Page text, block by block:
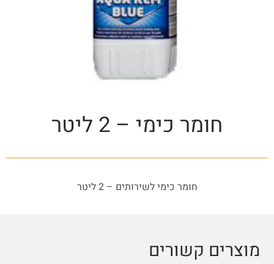
חומר כימי – 2 ליטר
חומר כימי לשירותים – 2 ליטר
מוצרים קשורים